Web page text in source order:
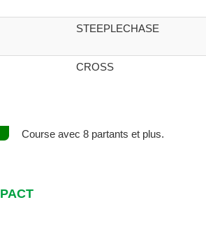
STEEPLECHASE
CROSS
Course avec 8 partants et plus.